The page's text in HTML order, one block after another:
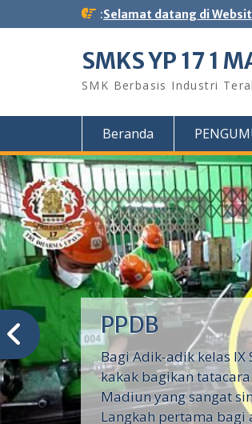
to
:Selamat datang di
SMKS YP 17 1
SMK Berbasis Industri
Beranda
PPDB
Bagi Adik-adik kelas
kakak bagikan tatacara
Madiun yang sangat
Langkah pertama bagi